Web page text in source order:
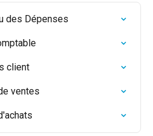
des Dépenses
client
ventes